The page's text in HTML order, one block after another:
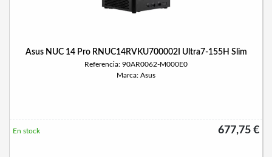
Asus NUC 14 Pro RNUC14RVKU700002I Ultra7-155H Slim
Referencia: 90AR0062-M000E0
Marca: Asus
677,75 €
En stock